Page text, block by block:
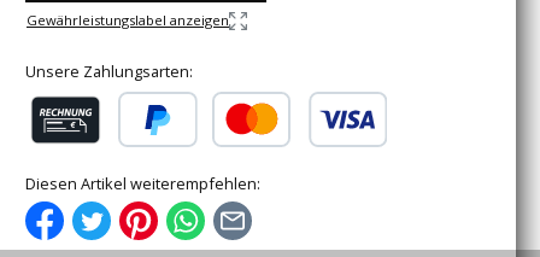
Gewährleistungslabel anzeigen
Unsere Zahlungsarten:
Diesen Artikel weiterempfehlen: